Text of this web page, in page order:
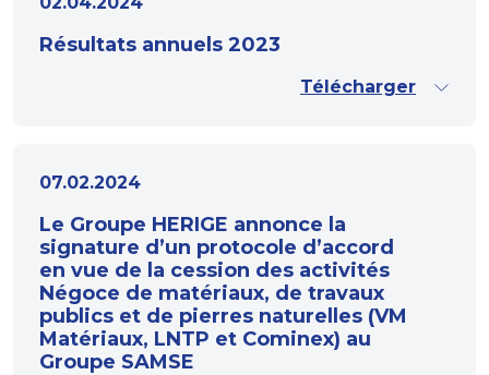
Résultats annuels 2023
Télécharger
07.02.2024
Le Groupe HERIGE annonce la
signature d’un protocole d’accord
en vue de la cession des activités
Négoce de matériaux, de travaux
publics et de pierres naturelles (VM
Matériaux, LNTP et Cominex) au
Groupe SAMSE